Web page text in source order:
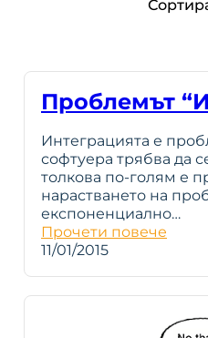
Проблемът
Интеграцията е
софтуера трябва да
толкова по-голям е
нарастването на
експоненциално…
Прочети повече
11/01/2015